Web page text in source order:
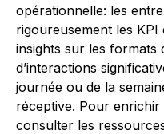
opérationnelle: les
rigoureusement les KPI
insights sur les formats
d’interactions
journée ou de la
réceptive. Pour
consulter les